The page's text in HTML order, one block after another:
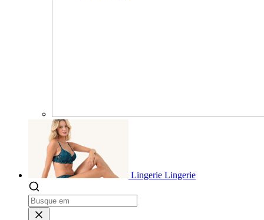
Lingerie Lingerie